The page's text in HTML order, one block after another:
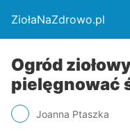
ZiołaNaZdrowo.pl
Ogród
pielęgnować
Joanna Ptaszka